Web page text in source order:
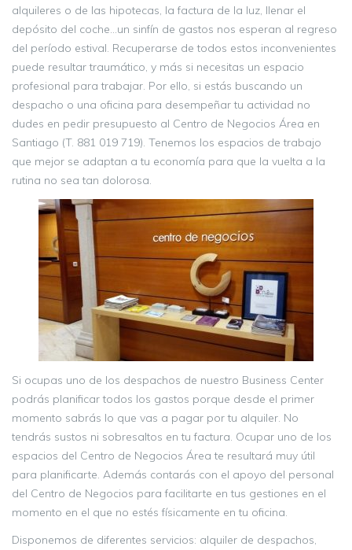
alquileres o de las hipotecas, la factura de la luz, llenar el
depósito del coche…un sinfín de gastos nos esperan al regreso
del período estival. Recuperarse de todos estos inconvenientes
puede resultar traumático, y más si necesitas un espacio
profesional para trabajar. Por ello, si estás buscando un
despacho o una oficina para desempeñar tu actividad no
dudes en pedir presupuesto al Centro de Negocios Área en
Santiago (T. 881 019 719). Tenemos los espacios de trabajo
que mejor se adaptan a tu economía para que la vuelta a la
rutina no sea tan dolorosa.
Si ocupas uno de los despachos de nuestro Business Center
podrás planificar todos los gastos porque desde el primer
momento sabrás lo que vas a pagar por tu alquiler. No
tendrás sustos ni sobresaltos en tu factura. Ocupar uno de los
espacios del Centro de Negocios Área te resultará muy útil
para planificarte. Además contarás con el apoyo del personal
del Centro de Negocios para facilitarte en tus gestiones en el
momento en el que no estés físicamente en tu oficina.
Disponemos de diferentes servicios: alquiler de despachos,